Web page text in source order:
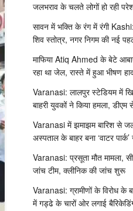
जलभराव के चलते लोगों हो रही
सावन में भक्ति के रंग में रंगी
शिव स्तोत्र, नगर निगम की नई
माफिया Atiq Ahmed के बेटे
रहा था जेल, रास्ते में हुआ भीषण
Varanasi: लालपुर स्टेडियम में
बाहरी युवकों ने किया हमला, डीएम
Varanasi में झमाझम बारिश से
अस्पताल के बाहर बना ‘वाटर
Varanasi: प्रसूता मौत मामला,
जांच टीम, क्लीनिक की जांच शुरू
Varanasi: ग्रामीणों के विरोध के
में गड्ढे के चारों ओर लगाई